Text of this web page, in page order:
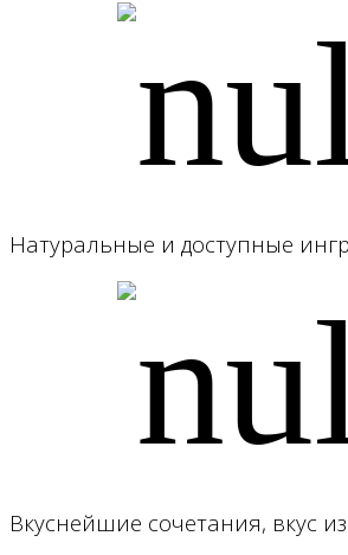
Натуральные и доступные
Вкуснейшие сочетания, вкус из